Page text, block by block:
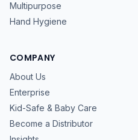
Multipurpose
Hand Hygiene
COMPANY
About Us
Enterprise
Kid-Safe & Baby Care
Become a Distributor